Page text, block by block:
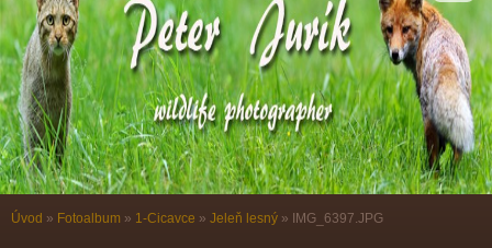
Úvod » Fotoalbum » 1-Cicavce » Jeleň lesný » IMG_6397.JPG